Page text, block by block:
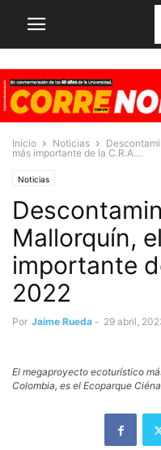
Inicio Noticias
más importante de la C.R.A....
Noticias
Mallorquín,
importante
2022
Por Jaime Rueda - 29 abril,
El megaproyecto ecoturístico
Colombia, es el Ecoparque